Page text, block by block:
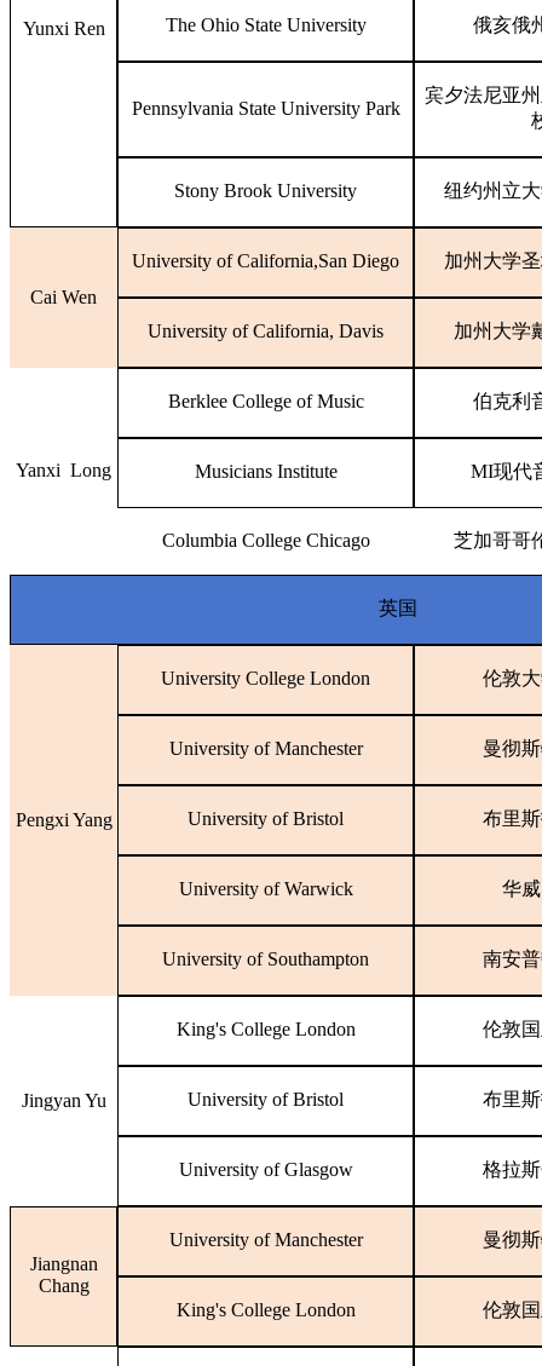
Yunxi Ren The Ohio State University 俄亥俄
Pennsylvania State University Park
宾夕法尼亚
Stony Brook University 纽约州立
Cai Wen
University of California,San Diego 加州大学
University of California, Davis 加州大学
Yanxi Long
Berklee College of Music 伯克利
Musicians Institute MI现代
Columbia College Chicago 芝加哥哥
英国
Pengxi Yang
University College London 伦敦
University of Manchester 曼彻
University of Bristol 布里
University of Warwick 华
University of Southampton 南安
Jingyan Yu
King's College London 伦敦
University of Bristol 布里
University of Glasgow 格拉
Jiangnan
Chang
University of Manchester 曼彻
King's College London 伦敦